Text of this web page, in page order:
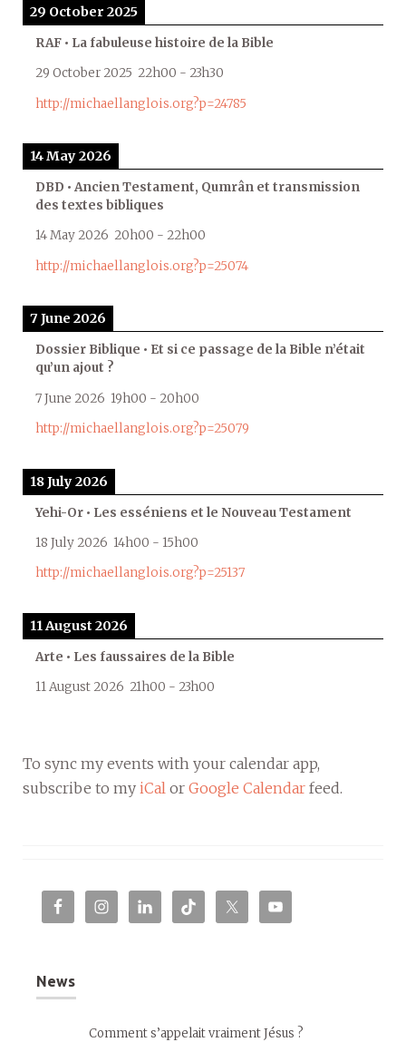
29 October 2025
RAF • La fabuleuse histoire de la Bible
29 October 2025 22h00 - 23h30
http://michaellanglois.org?p=24785
14 May 2026
DBD • Ancien Testament, Qumrân et transmission
des textes bibliques
14 May 2026 20h00 - 22h00
http://michaellanglois.org?p=25074
7 June 2026
Dossier Biblique • Et si ce passage de la Bible n’était
qu’un ajout ?
7 June 2026 19h00 - 20h00
http://michaellanglois.org?p=25079
18 July 2026
Yehi-Or • Les esséniens et le Nouveau Testament
18 July 2026 14h00 - 15h00
http://michaellanglois.org?p=25137
11 August 2026
Arte • Les faussaires de la Bible
11 August 2026 21h00 - 23h00
To sync my events with your calendar app,
subscribe to my iCal or Google Calendar feed.
News
Comment s’appelait vraiment Jésus ?